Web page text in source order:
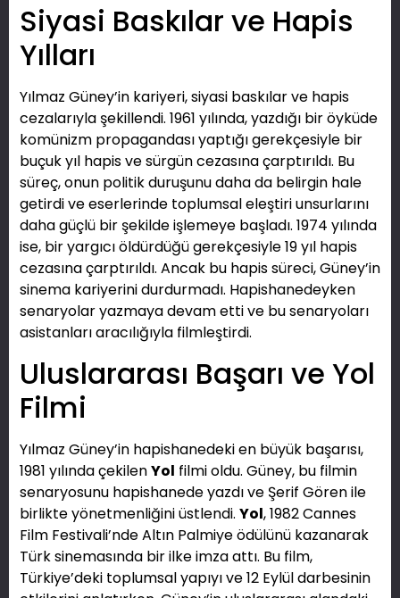
Siyasi Baskılar ve Hapis
Yılları
Yılmaz Güney’in kariyeri, siyasi baskılar ve hapis
cezalarıyla şekillendi. 1961 yılında, yazdığı bir öyküde
komünizm propagandası yaptığı gerekçesiyle bir
buçuk yıl hapis ve sürgün cezasına çarptırıldı. Bu
süreç, onun politik duruşunu daha da belirgin hale
getirdi ve eserlerinde toplumsal eleştiri unsurlarını
daha güçlü bir şekilde işlemeye başladı. 1974 yılında
ise, bir yargıcı öldürdüğü gerekçesiyle 19 yıl hapis
cezasına çarptırıldı. Ancak bu hapis süreci, Güney’in
sinema kariyerini durdurmadı. Hapishanedeyken
senaryolar yazmaya devam etti ve bu senaryoları
asistanları aracılığıyla filmleştirdi.
Uluslararası Başarı ve Yol
Filmi
Yılmaz Güney’in hapishanedeki en büyük başarısı,
1981 yılında çekilenYol filmi oldu. Güney, bu filmin
senaryosunu hapishanede yazdı ve Şerif Gören ile
birlikte yönetmenliğini üstlendi. Yol, 1982 Cannes
Film Festivali’nde Altın Palmiye ödülünü kazanarak
Türk sinemasında bir ilke imza attı. Bu film,
Türkiye’deki toplumsal yapıyı ve 12 Eylül darbesinin